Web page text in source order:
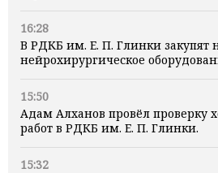
16:28
В РДКБ им. Е. П. Глинки закупят
нейрохирургическое
15:50
Адам Алханов провёл проверку
работ в РДКБ им. Е. П. Глинки.
15:32